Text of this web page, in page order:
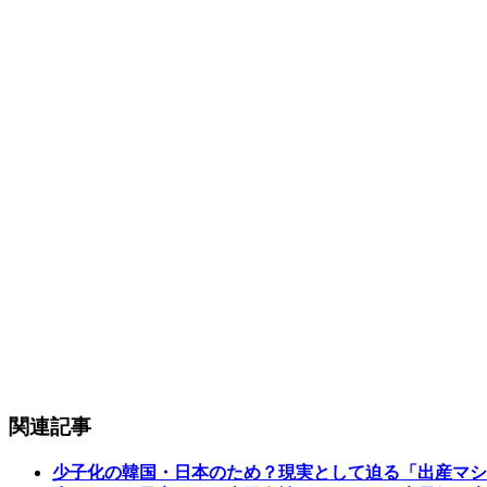
関連記事
少子化の韓国・日本のため？現実として迫る「出産マ